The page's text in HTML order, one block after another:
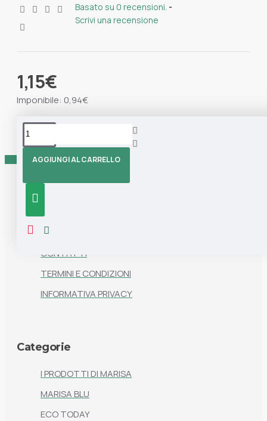
Basato su 0 recensioni. -
Scrivi una recensione
1,15€
Imponibile: 0,94€
AGGIUNGI AL CARRELLO
Tag:
Marisa
Informazioni
CHI SIAMO
CONTATTI
TERMINI E CONDIZIONI
INFORMATIVA PRIVACY
Categorie
I PRODOTTI DI MARISA
MARISA BLU
ECO TODAY